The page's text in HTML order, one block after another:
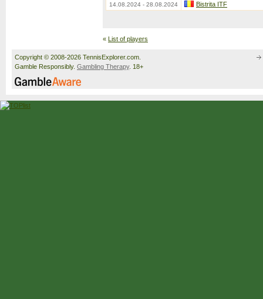
14.08.2024 - 28.08.2024 Bistrita ITF
« List of players
Copyright © 2008-2026 TennisExplorer.com.
Gamble Responsibly. Gambling Therapy. 18+